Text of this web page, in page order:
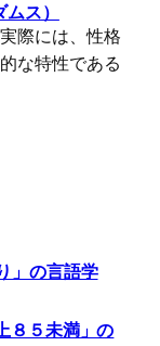
ス）
際には、性格
な特性である
」の言語学
８５未満」の